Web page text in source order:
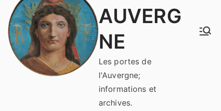
AUVERG
NE
Les portes de
l'Auvergne;
informations et
archives.